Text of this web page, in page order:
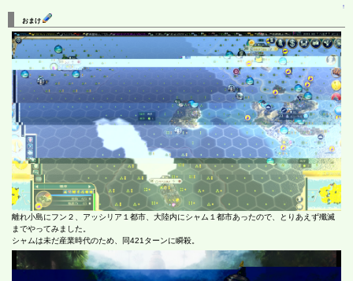
↑
おまけ
離れ小島にフン２、アッシリア１都市、大陸内にシャム１都市あったので、とりあえず殲滅
までやってみました。
シャムは未だ産業時代のため、同421ターンに瞬殺。